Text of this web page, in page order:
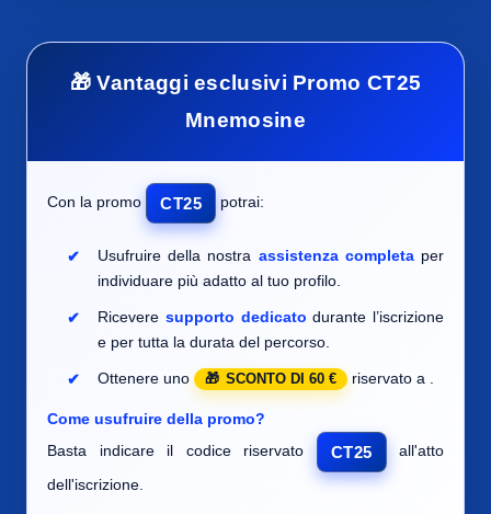
🎁 Vantaggi esclusivi Promo CT25
Mnemosine
Con la promo CT25 potrai:
Usufruire della nostra assistenza completaper
individuare più adatto al tuo profilo.
Ricevere supporto dedicato durante l’iscrizione
e per tutta la durata del percorso.
Ottenere uno SCONTO DI 60 € riservato a
Come usufruire della promo?
Basta indicare il codice riservato
CT25
all'atto
dell'iscrizione.